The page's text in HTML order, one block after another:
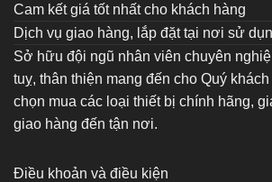
Cam kết giá tốt nhất cho khách hàng
Dịch vụ giao hàng, lắp đặt tại nơi sử
Sở hữu đội ngũ nhân viên chuyên
tuỵ, thân thiện mang đến cho Quý
chọn mua các loại thiết bị chính hãng,
giao hàng đến tận nơi.
Điều khoản và điều kiện